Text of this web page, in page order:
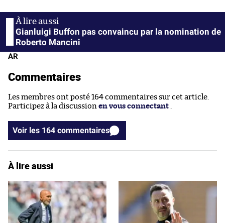
Gianluigi Buffon pas convaincu par la nomination de
Roberto Mancini
AR
Commentaires
Les membres ont posté 164 commentaires sur cet article.
Participez à la discussion en vous connectant
Voir les 164 commentaires
À lire aussi